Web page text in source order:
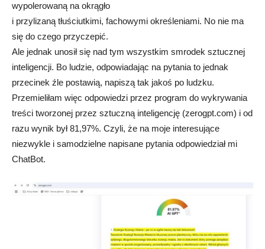
wypolerowaną na okrągło
i przylizaną tłuściutkimi, fachowymi określeniami. No nie ma
się do czego przyczepić.
Ale jednak unosił się nad tym wszystkim smrodek sztucznej
inteligencji. Bo ludzie, odpowiadając na pytania to jednak
przecinek źle postawią, napiszą tak jakoś po ludzku.
Przemieliłam więc odpowiedzi przez program do wykrywania
treści tworzonej przez sztuczną inteligencję (zerogpt.com) i od
razu wynik był 81,97%. Czyli, że na moje interesujące
niezwykle i samodzielne napisane pytania odpowiedział mi
ChatBot.